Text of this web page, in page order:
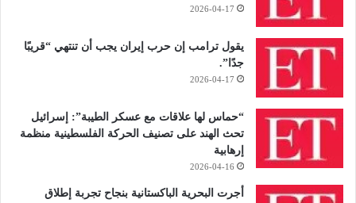
2026-04-17
يقول ترامب إن حرب إيران يجب أن تنتهي “قريبًا
جدًا”.
2026-04-17
“حماس لها علاقات مع عسكر الطيبة”: إسرائيل
تحث الهند على تصنيف الحركة الفلسطينية منظمة
إرهابية
2026-04-16
أجرت البحرية الباكستانية بنجاح تجربة إطلاق